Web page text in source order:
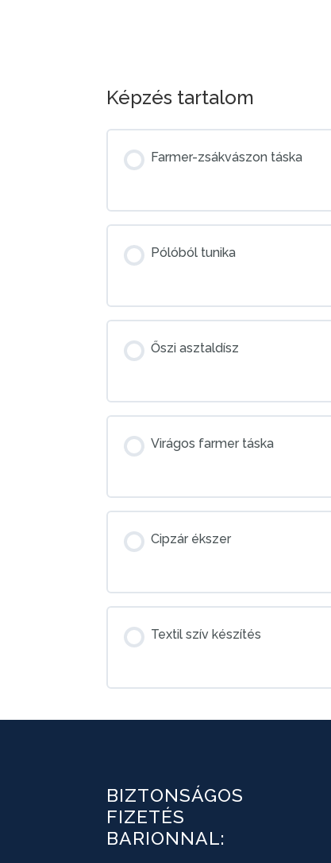
Képzés tartalom
Farmer-zsákvászon táska
Pólóból tunika
Őszi asztaldísz
Virágos farmer táska
Cipzár ékszer
Textil szív készítés
BIZTONSÁGOS
FIZETÉS
BARIONNAL: